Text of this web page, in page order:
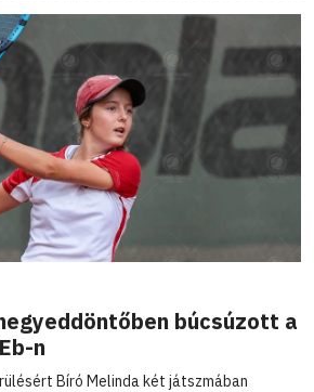
búcsúzott a
n
Bíró Melinda két játszmában